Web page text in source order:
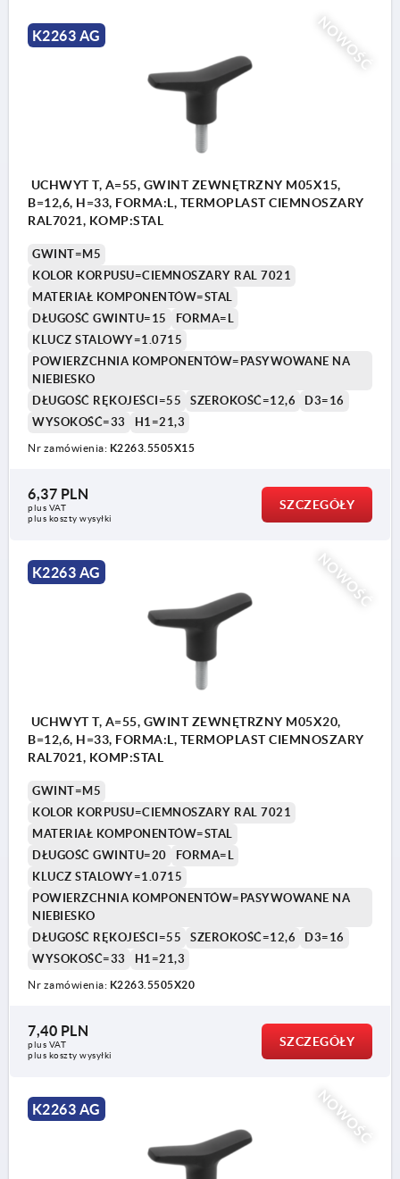
NOWOŚĆ
K2263 AG
UCHWYT T, A=55, GWINT ZEWNĘTRZNY M05X15,
B=12,6, H=33, FORMA:L, TERMOPLAST CIEMNOSZARY
RAL7021, KOMP:STAL
GWINT=M5
KOLOR KORPUSU=CIEMNOSZARY RAL 7021
MATERIAŁ KOMPONENTÓW=STAL
DŁUGOŚĆ GWINTU=15
FORMA=L
KLUCZ STALOWY=1.0715
POWIERZCHNIA KOMPONENTÓW=PASYWOWANE NA
NIEBIESKO
DŁUGOŚĆ RĘKOJEŚCI=55
SZEROKOŚĆ=12,6
D3=16
WYSOKOŚĆ=33
H1=21,3
Nr zamówienia: K2263.5505X15
6,37 PLN
plus VAT
plus koszty wysyłki
SZCZEGÓŁY
NOWOŚĆ
K2263 AG
UCHWYT T, A=55, GWINT ZEWNĘTRZNY M05X20,
B=12,6, H=33, FORMA:L, TERMOPLAST CIEMNOSZARY
RAL7021, KOMP:STAL
GWINT=M5
KOLOR KORPUSU=CIEMNOSZARY RAL 7021
MATERIAŁ KOMPONENTÓW=STAL
DŁUGOŚĆ GWINTU=20
FORMA=L
KLUCZ STALOWY=1.0715
POWIERZCHNIA KOMPONENTÓW=PASYWOWANE NA
NIEBIESKO
DŁUGOŚĆ RĘKOJEŚCI=55
SZEROKOŚĆ=12,6
D3=16
WYSOKOŚĆ=33
H1=21,3
Nr zamówienia: K2263.5505X20
7,40 PLN
plus VAT
plus koszty wysyłki
SZCZEGÓŁY
NOWOŚĆ
K2263 AG